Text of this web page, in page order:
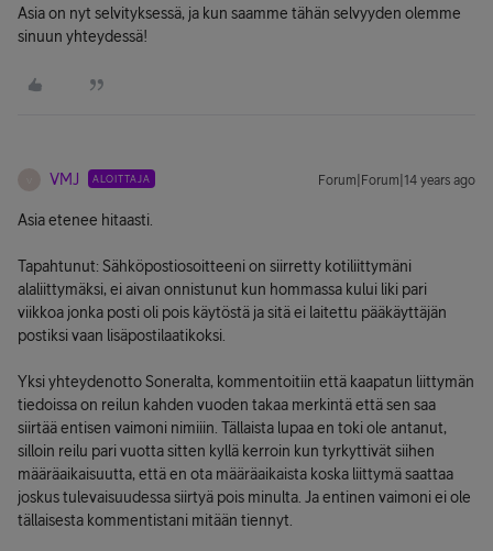
Asia on nyt selvityksessä, ja kun saamme tähän selvyyden olemme
sinuun yhteydessä!
VMJ ALOITTAJA Forum|Forum|14 years ago
Asia etenee hitaasti.
Tapahtunut: Sähköpostiosoitteeni on siirretty kotiliittymäni
alaliittymäksi, ei aivan onnistunut kun hommassa kului liki pari
viikkoa jonka posti oli pois käytöstä ja sitä ei laitettu pääkäyttäjän
postiksi vaan lisäpostilaatikoksi.
Yksi yhteydenotto Soneralta, kommentoitiin että kaapatun liittymän
tiedoissa on reilun kahden vuoden takaa merkintä että sen saa
siirtää entisen vaimoni nimiiin. Tällaista lupaa en toki ole antanut,
silloin reilu pari vuotta sitten kyllä kerroin kun tyrkyttivät siihen
määräaikaisuutta, että en ota määräaikaista koska liittymä saattaa
joskus tulevaisuudessa siirtyä pois minulta. Ja entinen vaimoni ei ole
tällaisesta kommentistani mitään tiennyt.